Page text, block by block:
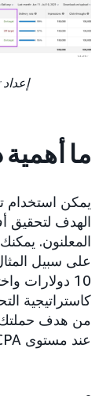
ما
يمكن استخدام
الهدف لتحقيق
كاستراتيجية
من هدف حملتك،
عند مستوى CPA المستهدف المحدد أو بالقرب منه.